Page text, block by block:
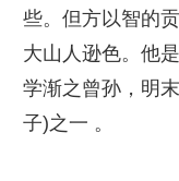
些。但方以智的
大山人逊色。他
学渐之曾孙，明
子)之一 。